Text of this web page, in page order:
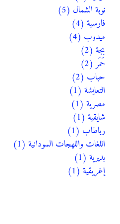
نوبة الشمال (5)
فارسية (4)
ميدوب (4)
بجة (2)
حَمَر (2)
حباب (2)
التعايشة (1)
مصرية (1)
شايقية (1)
رباطاب (1)
اللغات واللهجات السودانية (1)
بديرية (1)
إغريقية (1)